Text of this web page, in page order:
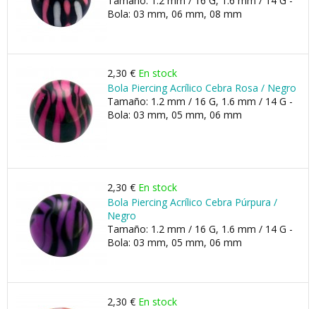
Bola: 03 mm, 06 mm, 08 mm
2,30 € En stock
Bola Piercing Acrílico Cebra Rosa / Negro
Tamaño: 1.2 mm / 16 G, 1.6 mm / 14 G -
Bola: 03 mm, 05 mm, 06 mm
2,30 € En stock
Bola Piercing Acrílico Cebra Púrpura /
Negro
Tamaño: 1.2 mm / 16 G, 1.6 mm / 14 G -
Bola: 03 mm, 05 mm, 06 mm
2,30 € En stock